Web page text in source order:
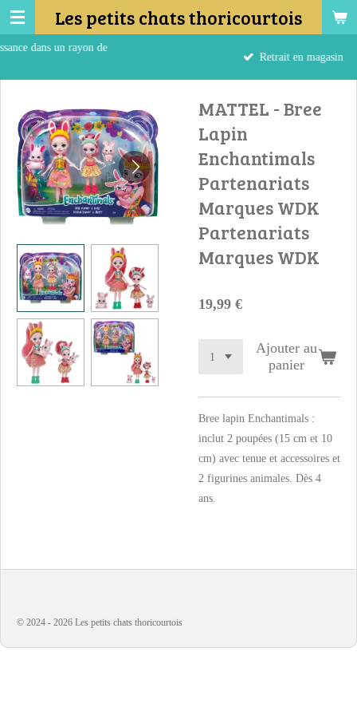
Passer
au
Les petits chats thoricourtois
rayon de
Retrait en magasin
MATTEL - Bree
Lapin
Enchantimals
Partenariats
Marques WDK
Partenariats
Marques WDK
19,99 €
Ajouter au
panier
Bree lapin Enchantimals :
inclut 2 poupées (15 cm et 10
cm) avec tenue et accessoires et
2 figurines animales. Dès 4
ans.
© 2024 - 2026 Les petits chats thoricourtois